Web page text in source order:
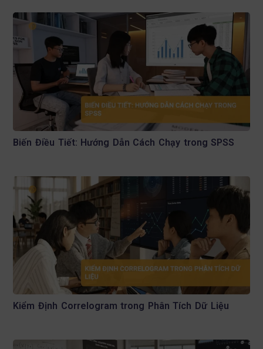
Biến Điều Tiết: Hướng Dẫn Cách Chạy trong SPSS
Kiểm Định Correlogram trong Phân Tích Dữ Liệu